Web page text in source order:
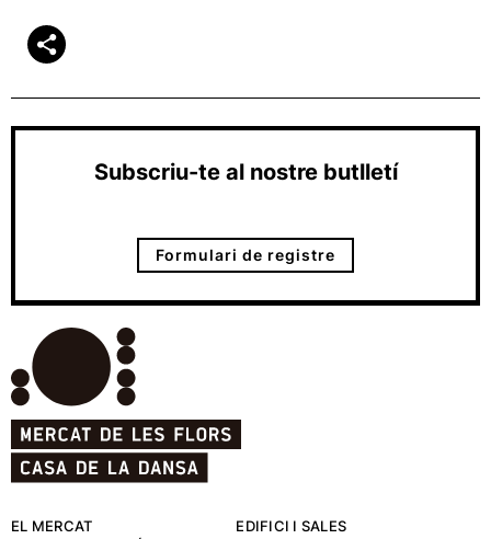
Subscriu-te al nostre butlletí
Formulari de registre
EL MERCAT
EDIFICI I SALES